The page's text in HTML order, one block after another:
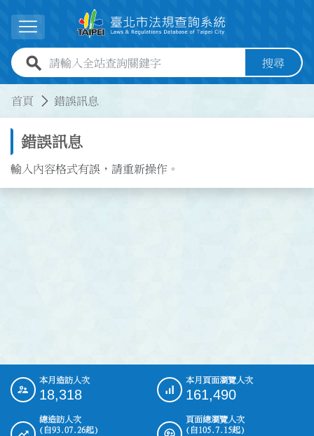
展開選單
全站查詢關鍵字欄位 搜尋
首頁 錯誤訊息
錯誤訊息
輸入內容格式有誤，請重新操作。
::: 本月造訪人次
18,318
本月頁面瀏覽人次
161,490
總造訪人次
(自93.07.26起)
頁面總瀏覽人次
(自105.7.15起)